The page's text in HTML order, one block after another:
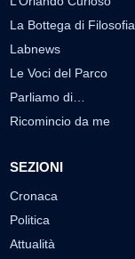
La Bottega di Filosofia
Labnews
Le Voci del Parco
Parliamo di…
Ricomincio da me
SEZIONI
Cronaca
Politica
Attualità